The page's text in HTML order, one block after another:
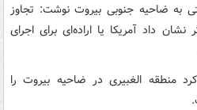
به ضاحیه جنوبی بیروت نوشت: تجاوز
داد آمریکا یا اراده‌ای برای اجرای
منطقه الغبیری در ضاحیه بیروت را